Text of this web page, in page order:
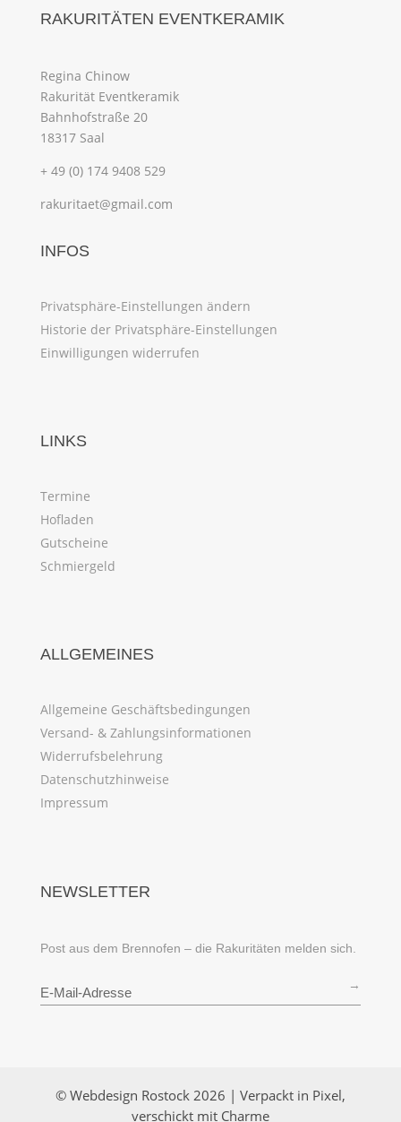
RAKURITÄTEN EVENTKERAMIK
Regina Chinow
Rakurität Eventkeramik
Bahnhofstraße 20
18317 Saal
+ 49 (0) 174 9408 529
rakuritaet@gmail.com
INFOS
Privatsphäre-Einstellungen ändern
Historie der Privatsphäre-Einstellungen
Einwilligungen widerrufen
LINKS
Termine
Hofladen
Gutscheine
Schmiergeld
ALLGEMEINES
Allgemeine Geschäftsbedingungen
Versand- & Zahlungsinformationen
Widerrufsbelehrung
Datenschutzhinweise
Impressum
NEWSLETTER
Post aus dem Brennofen – die Rakuritäten melden sich.
→
© Webdesign Rostock 2026 | Verpackt in Pixel,
verschickt mit Charme